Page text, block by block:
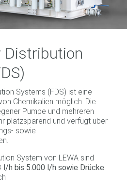
Distribution
Systems (FDS) ist eine
Chemikalien möglich. Die
Pumpe und mehreren
platzsparend und verfügt über
sowie
System von LEWA sind
l/h bis 5.000 l/h sowie Drücke